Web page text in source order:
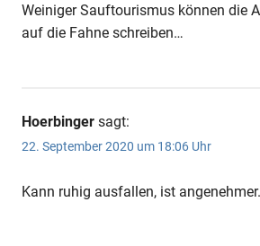
Weiniger Sauftourismus können die
auf die Fahne schreiben…
Hoerbinger sagt:
22. September 2020 um 18:06 Uhr
Kann ruhig ausfallen, ist angenehmer.